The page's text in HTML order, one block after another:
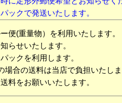
ックで発送いたします。
便(重量物）を利用いたします。
らせいたします。
ックを利用します。
合の送料は当店で負担いたしま
料をお願いいたします。